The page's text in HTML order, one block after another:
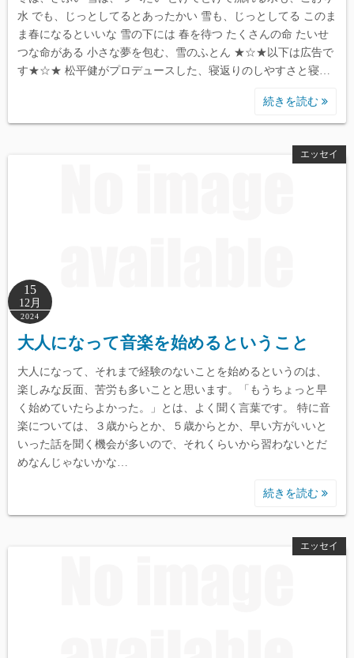
水 でも、じっとしてるとあったかい 雪も、じっとしてる このま
ま春になるといいな 雪の下には 春を待つ たくさんの命 たいせ
つな命がある 小さな夢を包む、雪のふとん ★☆★以下は広告で
す★☆★ 松平健がプロデュースした、寝返りのしやすさと寝…
続きを読む
エッセイ
15
12月
2024
大人になって音楽を始めるということ
大人になって、それまで経験のないことを始めるというのは、
楽しみな反面、苦労も多いことと思います。「もうちょっと早
く始めていたらよかった。」とは、よく聞く言葉です。 特に音
楽については、３歳からとか、５歳からとか、早い方がいいと
いった話を聞く機会が多いので、それくらいから習わないとだ
めなんじゃないかな…
続きを読む
エッセイ